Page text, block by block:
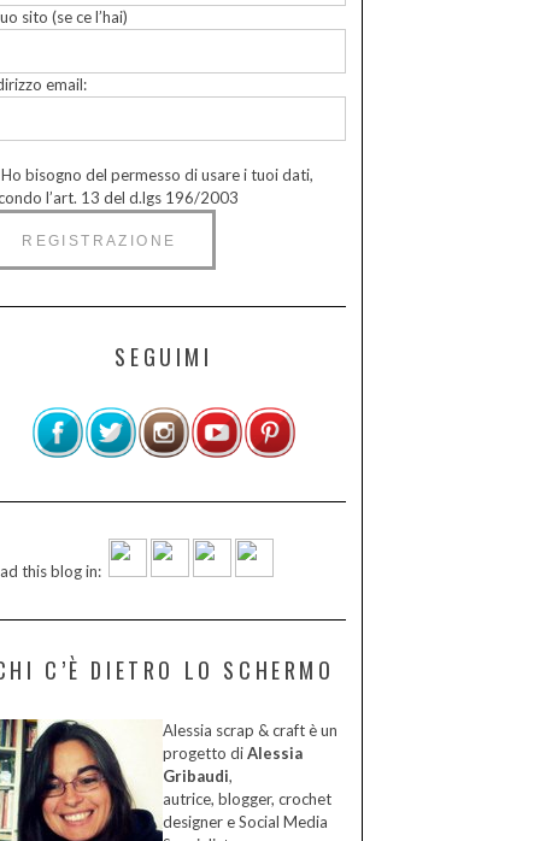
sito (se ce l’hai)
email:
Ho bisogno del permesso di usare i tuoi dati,
l’art. 13 del d.lgs 196/2003
SEGUIMI
this blog in:
C’È DIETRO LO SCHERMO
Alessia scrap & craft è un
progetto diAlessia
Gribaudi,
autrice, blogger, crochet
designer e Social Media